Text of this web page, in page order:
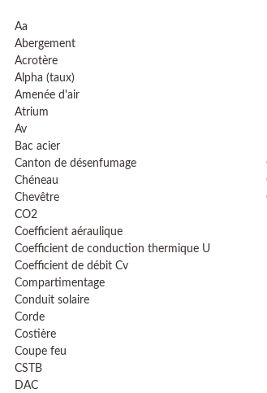
Aa
Abergement
Acrotère
Alpha (taux)
Amenée d'air
Atrium
Av
Bac acier
Canton de désenfumage
Chéneau
Chevêtre
CO2
Coefficient aéraulique
Coefficient de conduction thermique U
Coefficient de débit Cv
Compartimentage
Conduit solaire
Corde
Costière
Coupe feu
CSTB
DAC